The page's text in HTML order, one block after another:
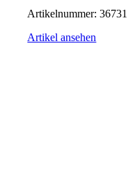
Artikelnummer:36731
Artikel ansehen